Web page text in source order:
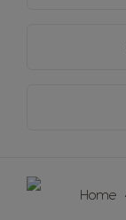
Home